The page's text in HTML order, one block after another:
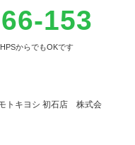
153
からでもOKです
トキヨシ 初石店 株式会